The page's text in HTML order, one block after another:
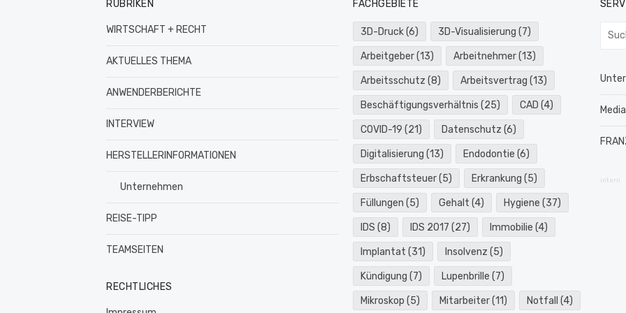
RUBRIKEN
WIRTSCHAFT + RECHT
AKTUELLES THEMA
ANWENDERBERICHTE
INTERVIEW
HERSTELLERINFORMATIONEN
Unternehmen
REISE-TIPP
TEAMSEITEN
RECHTLICHES
FACHGEBIETE
3D-Druck(6) 3D-Visualisierung (7)
Arbeitgeber(13) Arbeitnehmer(13)
Arbeitsschutz (8) Arbeitsvertrag (13)
Beschäftigungsverhältnis (25) CAD (4)
COVID-19 (21) Datenschutz (6)
Digitalisierung (13) Endodontie (6)
Erbschaftsteuer(5) Erkrankung (5)
Füllungen (5) Gehalt (4) Hygiene (37)
IDS (8) IDS 2017 (27) Immobilie (4)
Implantat (31) Insolvenz (5)
Kündigung (7) Lupenbrille (7)
Mikroskop (5) Mitarbeiter(11) Notfall (4)
intern